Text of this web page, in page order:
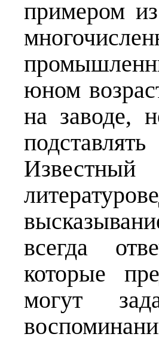
примером
юном
на заводе,
всегда
которые
могут